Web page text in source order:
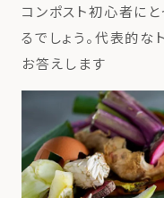
コンポスト初心者にと
るでしょう。代表的
お答えします